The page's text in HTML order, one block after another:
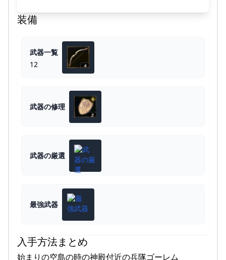
装備
武器一覧
12
武器の修理
武器の厳選
最強武器
入手方法まとめ
始まりの空島の時の神殿付近の兵隊ゴーレム